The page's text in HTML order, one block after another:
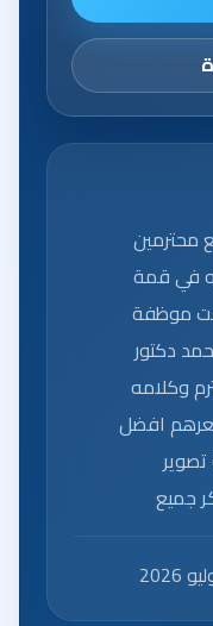
محترمين
في قمة
موظفة
دكتور
وكلامه
افضل
جميع